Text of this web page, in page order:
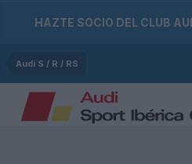
HAZTE SOCIO DEL CLUB
Audi S / R / RS